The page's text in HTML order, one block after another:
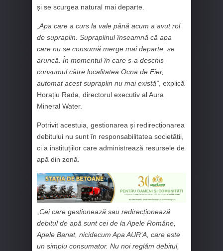
și se scurgea natural mai departe.
„Apa care a curs la vale până acum a avut rol
de supraplin. Supraplinul înseamnă că apa
care nu se consumă merge mai departe, se
aruncă. În momentul în care s-a deschis
consumul către localitatea Ocna de Fier,
automat acest supraplin nu mai există” , explică
Horațiu Rada, directorul executiv al Aura
Mineral Water.
Potrivit acestuia, gestionarea și redirecționarea
debitului nu sunt în responsabilitatea societății,
ci a instituțiilor care administrează resursele de
apă din zonă.
„Cei care gestionează sau redirecționează
debitul de apă sunt cei de la Apele Române,
Apele Banat, nicidecum Apa AUR’A, care este
un simplu consumator. Nu noi reglăm debitul,